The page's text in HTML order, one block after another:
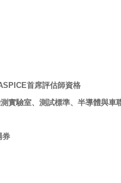
首席評估師資格
實驗室、測試標準、半導體與車
券